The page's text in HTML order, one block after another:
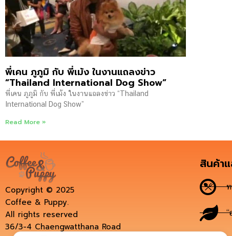
พี่เคน ภูภูมิ กับ พี่เม้ง ในงานแถลงข่าว
“Thailand International Dog Show”
พี่เคน ภูภูมิ กับ พี่เม้ง ในงานแถลงข่าว “Thailand
International Dog Show”
Read More »
Copyright © 2025
Coffee & Puppy.
All rights reserved
36/3-4 Chaengwatthana Road
สินค้าแ